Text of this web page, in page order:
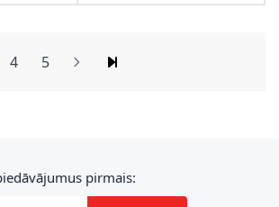
reading page
Lapa
4 Lapa
5
pirmais: